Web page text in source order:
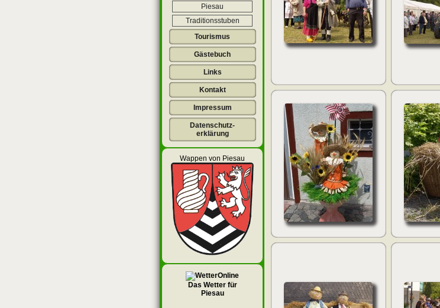
Piesau
Traditionsstuben
Tourismus
Gästebuch
Links
Kontakt
Impressum
Datenschutz-
erklärung
Wappen von Piesau
Das Wetter für
Piesau